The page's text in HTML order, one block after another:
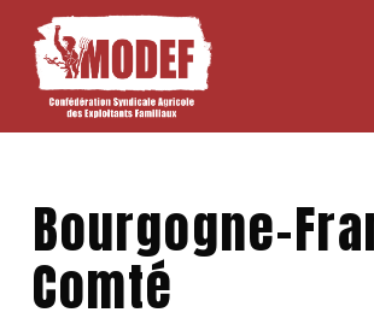
content
Bourgogne-
Comté